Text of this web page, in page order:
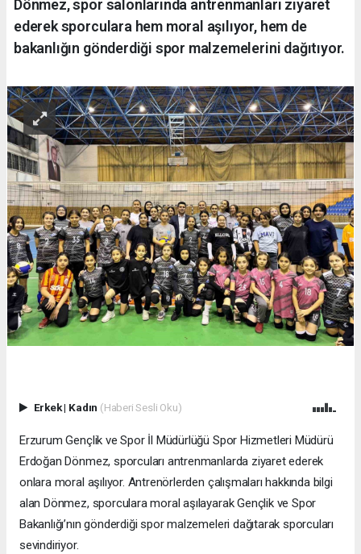
Dönmez, spor salonlarında antrenmanları ziyaret
ederek sporculara hem moral aşılıyor, hem de
bakanlığın gönderdiği spor malzemelerini dağıtıyor.
Erkek| Kadın (Haberi Sesli Oku)
Erzurum Gençlik ve Spor İl Müdürlüğü Spor Hizmetleri Müdürü
Erdoğan Dönmez, sporcuları antrenmanlarda ziyaret ederek
onlara moral aşılıyor. Antrenörlerden çalışmaları hakkında bilgi
alan Dönmez, sporculara moral aşılayarak Gençlik ve Spor
Bakanlığı’nın gönderdiği spor malzemeleri dağıtarak sporcuları
sevindiriyor.